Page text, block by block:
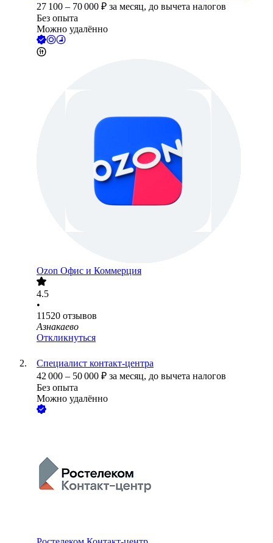
27 100 – 70 000 ₽ за месяц, до вычета налогов
Без опыта
Можно удалённо
Ozon Офис и Коммерция
4.5
•
11520 отзывов
Азнакаево
Откликнуться
Специалист контакт-центра
42 000 – 50 000 ₽ за месяц, до вычета налогов
Без опыта
Можно удалённо